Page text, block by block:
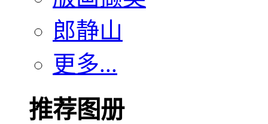
郎静山
更多...
推荐图册